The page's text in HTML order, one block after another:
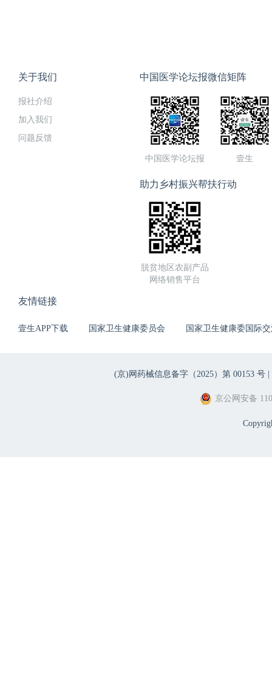
关于我们
报社介绍
加入我们
问题反馈
中国医学论坛报微信矩阵
中国医学论坛报 壹生
助力乡村振兴帮扶行动
脱贫地区农副产品
网络销售平台
友情链接
壹生APP下载 国家卫生健康委员会 国家卫生健康委国际
(京)网药械信息备字（2025）第 00153 号 |
京公网安备